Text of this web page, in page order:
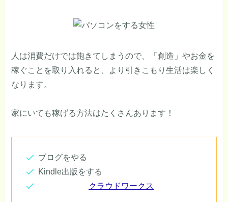
人は消費だけでは飽きてしまうので、「創造」やお金を
稼ぐことを取り入れると、より引きこもり生活は楽しく
なります。
家にいても稼げる方法はたくさんあります！
ブログをやる
Kindle出版をする
クラウドワークス